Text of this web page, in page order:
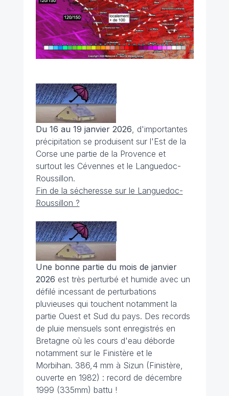
Du 16 au 19 janvier 2026, d'importantes
précipitation se produisent sur l'Est de la
Corse une partie de la Provence et
surtout les Cévennes et le Languedoc-
Roussillon.
Fin de la sécheresse sur le Languedoc-
Roussillon ?
Une bonne partie du mois de janvier
2026 est très perturbé et humide avec un
défilé incessant de perturbations
pluvieuses qui touchent notamment la
partie Ouest et Sud du pays. Des records
de pluie mensuels sont enregistrés en
Bretagne où les cours d'eau déborde
notamment sur le Finistère et le
Morbihan. 386,4 mm à Sizun (Finistère,
ouverte en 1982) : record de décembre
1999 (335mm) battu !